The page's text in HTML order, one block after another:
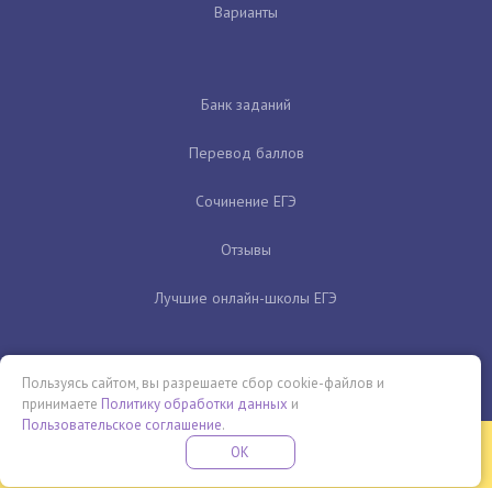
Варианты
Банк заданий
Перевод баллов
Сочинение ЕГЭ
Отзывы
Лучшие онлайн-школы ЕГЭ
Бесплатная летняя школа
ПРОВЕДИ ЭТО ЛЕТО С ПОЛЬЗОЙ
Пользуясь сайтом, вы разрешаете сбор cookie-файлов и
принимаете Политику обработки данных и
Пользовательское соглашение.
OK